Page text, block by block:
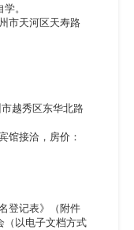
。
市天河区天寿路
越秀区东华北路
馆接洽，房价：
登记表》（附件
（以电子文档方式